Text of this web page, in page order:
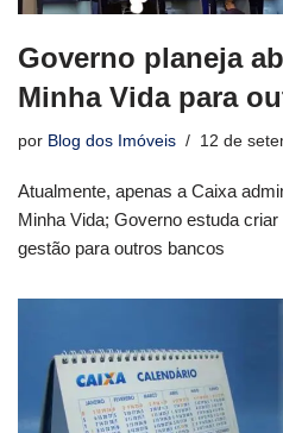
Governo planeja
Minha Vida para
por Blog dos Imóveis 12 de
Atualmente, apenas a Caixa
Minha Vida; Governo estuda
gestão para outros bancos